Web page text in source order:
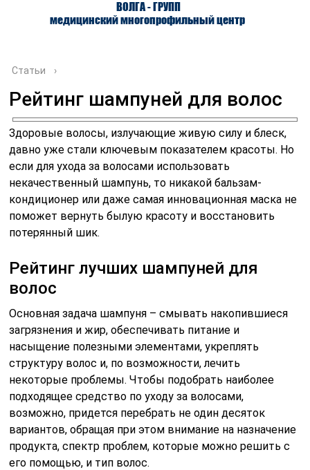
ВОЛГА - ГРУПП
медицинский многопрофильный центр
О ЦЕНТРЕ ВРАЧИ УСЛУГИ
Статьи ›
Рейтинг шампуней для волос
Здоровые волосы, излучающие живую силу и блеск,
давно уже стали ключевым показателем красоты. Но
если для ухода за волосами использовать
некачественный шампунь, то никакой бальзам-
кондиционер или даже самая инновационная маска не
поможет вернуть былую красоту и восстановить
потерянный шик.
Рейтинг лучших шампуней для
волос
Основная задача шампуня – смывать накопившиеся
загрязнения и жир, обеспечивать питание и
насыщение полезными элементами, укреплять
структуру волос и, по возможности, лечить
некоторые проблемы. Чтобы подобрать наиболее
подходящее средство по уходу за волосами,
возможно, придется перебрать не один десяток
вариантов, обращая при этом внимание на назначение
продукта, спектр проблем, которые можно решить с
его помощью, и тип волос.